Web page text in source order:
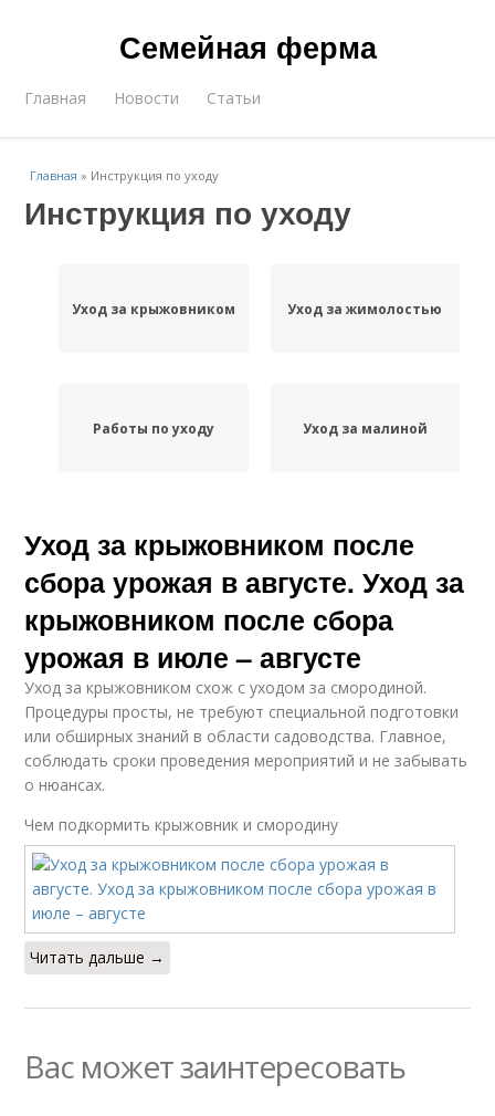
Семейная ферма
Главная Новости Статьи
Главная » Инструкция по уходу
Инструкция по уходу
Уход за крыжовником Уход за жимолостью
Работы по уходу Уход за малиной
Уход за крыжовником после
сбора урожая в августе. Уход за
крыжовником после сбора
урожая в июле – августе
Уход за крыжовником схож с уходом за смородиной.
Процедуры просты, не требуют специальной подготовки
или обширных знаний в области садоводства. Главное,
соблюдать сроки проведения мероприятий и не забывать
о нюансах.
Чем подкормить крыжовник и смородину
Читать дальше →
Вас может заинтересовать